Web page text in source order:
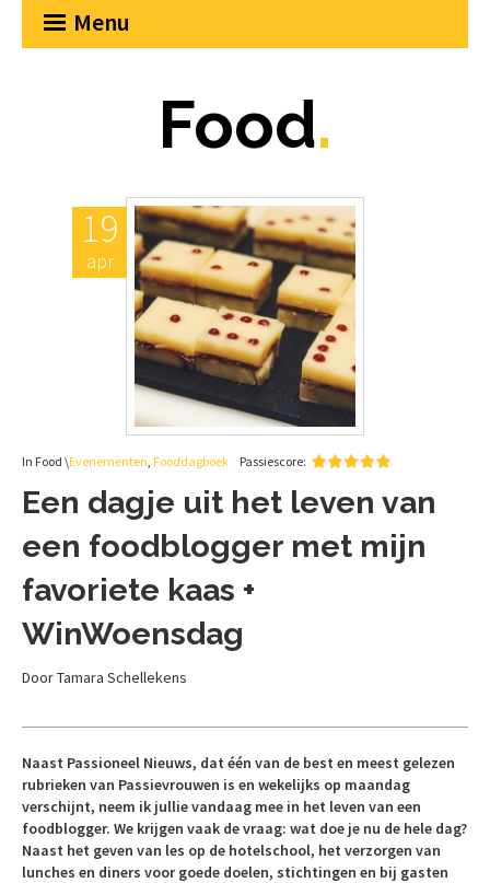
Menu
Food.
19
apr
In Food \Evenementen, Fooddagboek Passiescore:
Een dagje uit het leven van
een foodblogger met mijn
favoriete kaas +
WinWoensdag
Door Tamara Schellekens
Naast Passioneel Nieuws, dat één van de best en meest gelezen
rubrieken van Passievrouwen is en wekelijks op maandag
verschijnt, neem ik jullie vandaag mee in het leven van een
foodblogger. We krijgen vaak de vraag: wat doe je nu de hele dag?
Naast het geven van les op de hotelschool, het verzorgen van
lunches en diners voor goede doelen, stichtingen en bij gasten